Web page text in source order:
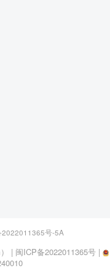
2022011365号-5A
| 闽ICP备2022011365号 |